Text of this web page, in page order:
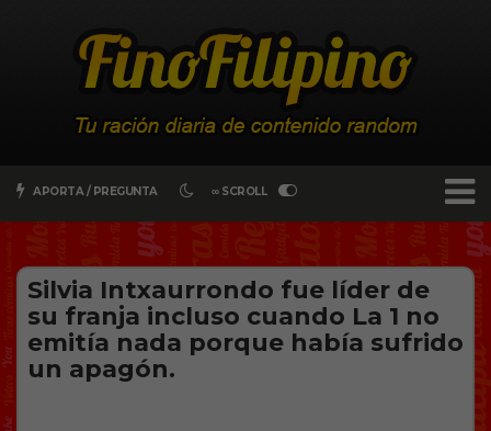
APORTA / PREGUNTA ∞ SCROLL
Silvia Intxaurrondo fue líder de
su franja incluso cuando La 1 no
emitía nada porque había sufrido
un apagón.